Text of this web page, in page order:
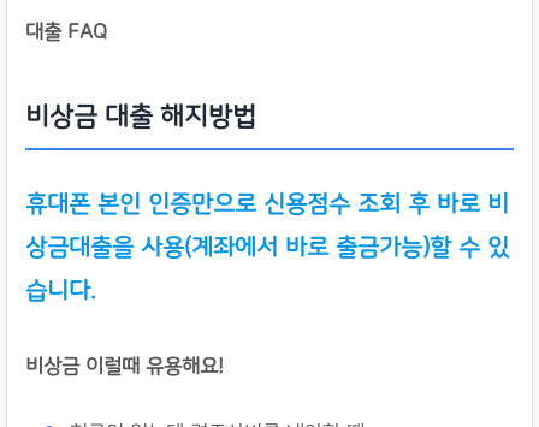
대출 FAQ
비상금 대출 해지방법
휴대폰 본인 인증만으로 신용점수 조회 후 바로 비
상금대출을 사용(계좌에서 바로 출금가능)할 수 있
습니다.
비상금 이럴때 유용해요!